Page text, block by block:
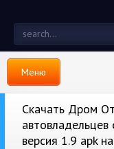
Меню
Скачать Дром
версия 1.9 apk